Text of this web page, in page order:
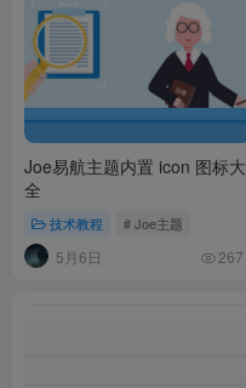
Joe易航主题内置 icon 图标大
全
技术教程 # Joe主题
5月6日 267